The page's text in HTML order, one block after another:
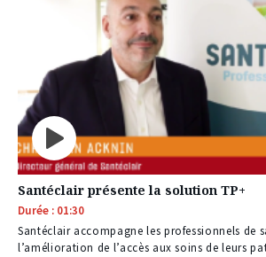
Santéclair présente la solution TP+
Durée : 01:30
Santéclair accompagne les professionnels de
l’amélioration de l’accès aux soins de leurs